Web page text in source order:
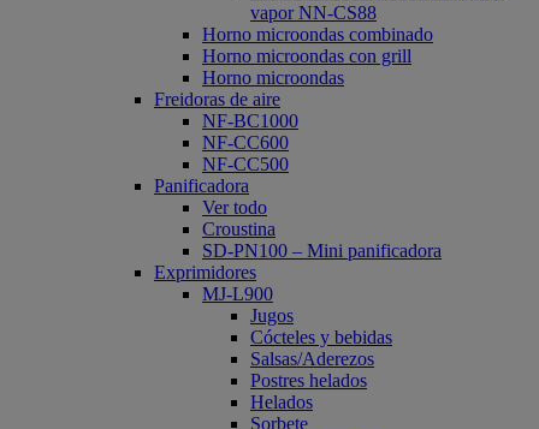
vapor NN-CS88
Horno microondas combinado
Horno microondas con grill
Horno microondas
Freidoras de aire
NF-BC1000
NF-CC600
NF-CC500
Panificadora
Ver todo
Croustina
SD-PN100 – Mini panificadora
Exprimidores
MJ-L900
Jugos
Cócteles y bebidas
Salsas/Aderezos
Postres helados
Helados
Sorbete